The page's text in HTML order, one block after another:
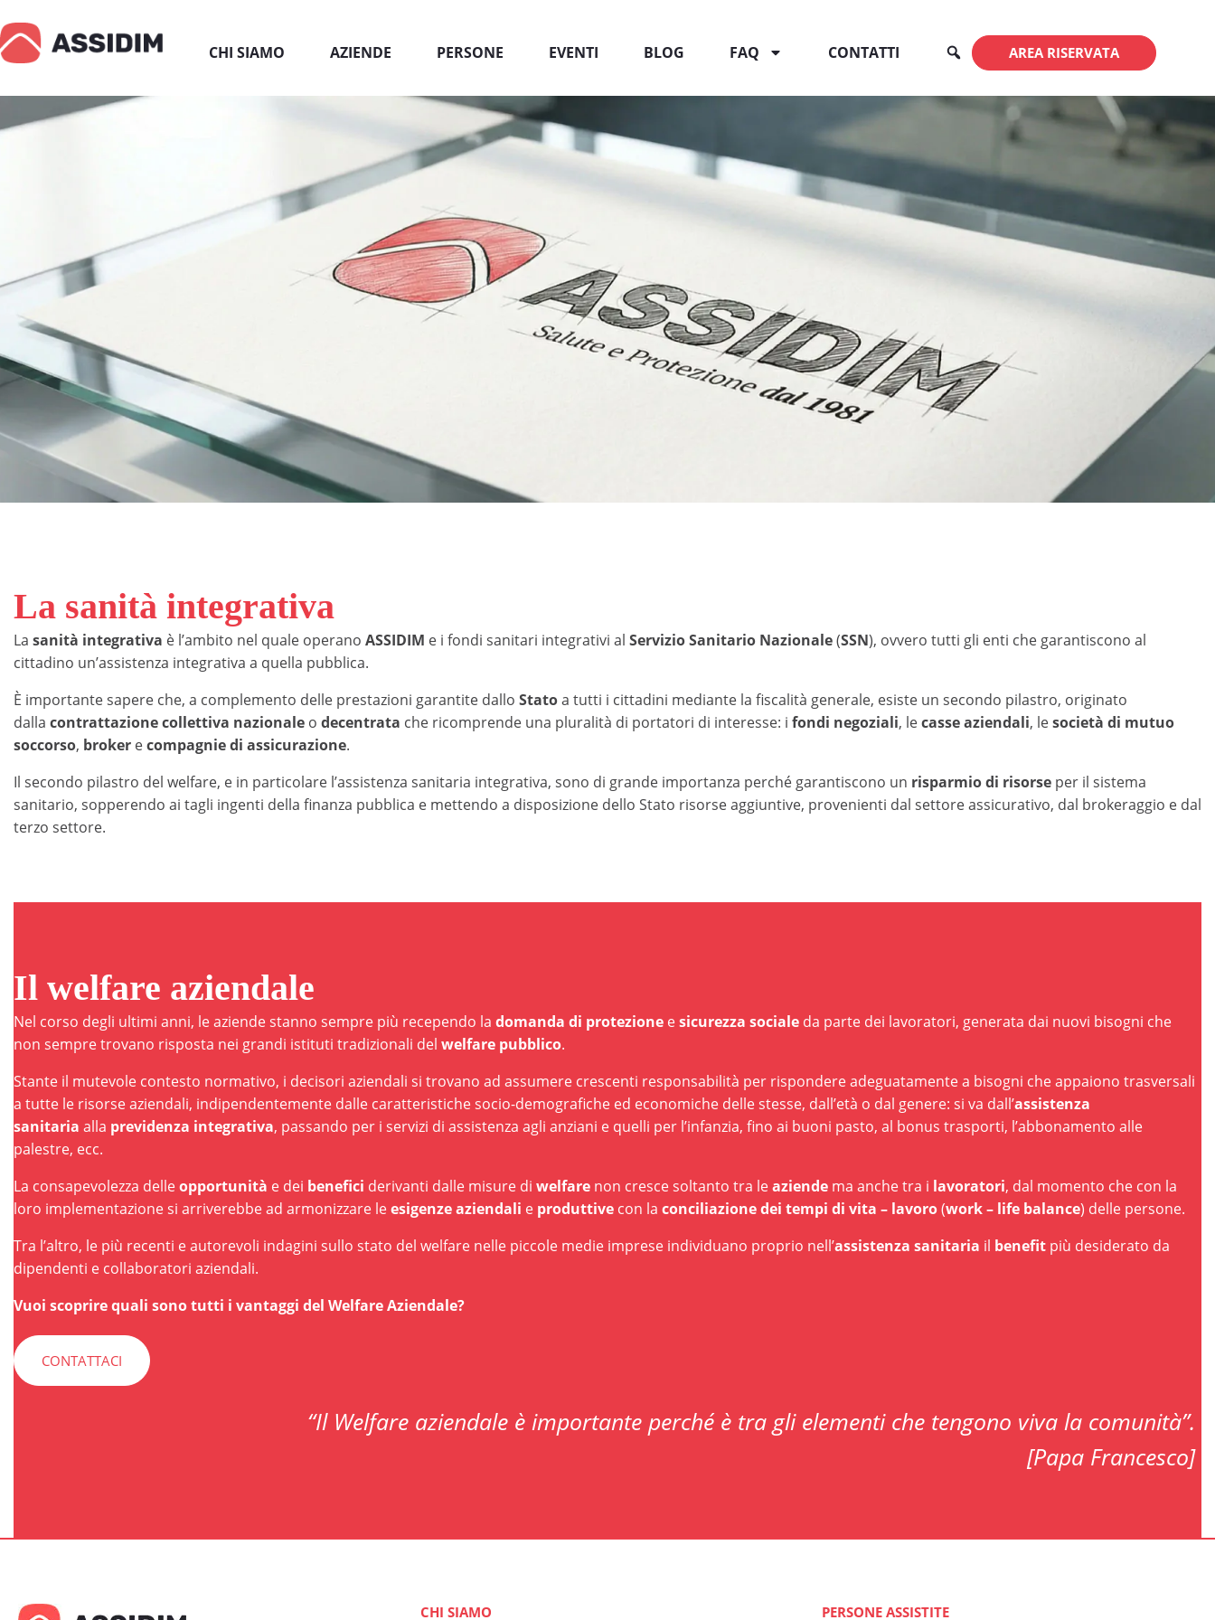
CHI SIAMO AZIENDE PERSONE EVENTI BLOG FAQ CONTATTI AREA RISERVATA
La sanità integrativa
La sanità integrativa è l’ambito nel quale operano ASSIDIM e i fondi sanitari integrativi al Servizio Sanitario Nazionale(SSN), ovvero tutti gli enti che garantiscono al
cittadino un’assistenza integrativa a quella pubblica.
È importante sapere che, a complemento delle prestazioni garantite dallo Statoa tutti i cittadini mediante la fiscalità generale, esiste un secondo pilastro, originato
dalla contrattazione collettiva nazionale o decentrata che ricomprende una pluralità di portatori di interesse: i fondi negoziali, lecasse aziendali, lesocietà di mutuo
soccorso, broker ecompagnie di assicurazione.
Il secondo pilastro del welfare, e in particolare l’assistenza sanitaria integrativa, sono di grande importanza perché garantiscono un risparmio di risorse per il sistema
sanitario, sopperendo ai tagli ingenti della finanza pubblica e mettendo a disposizione dello Stato risorse aggiuntive, provenienti dal settore assicurativo, dal brokeraggio e dal
terzo settore.
Il welfare aziendale
Nel corso degli ultimi anni, le aziende stanno sempre più recependo la domanda di protezione esicurezza sociale da parte dei lavoratori, generata dai nuovi bisogni che
non sempre trovano risposta nei grandi istituti tradizionali del welfare pubblico.
Stante il mutevole contesto normativo, i decisori aziendali si trovano ad assumere crescenti responsabilità per rispondere adeguatamente a bisogni che appaiono trasversali
a tutte le risorse aziendali, indipendentemente dalle caratteristiche socio-demografiche ed economiche delle stesse, dall’età o dal genere: si va dall’assistenza
sanitaria alla previdenza integrativa, passando per i servizi di assistenza agli anziani e quelli per l’infanzia, fino ai buoni pasto, al bonus trasporti, l’abbonamento alle
palestre, ecc.
La consapevolezza delleopportunità e dei benefici derivanti dalle misure di welfare non cresce soltanto tra leaziende ma anche tra i lavoratori, dal momento che con la
loro implementazione si arriverebbe ad armonizzare leesigenze aziendali e produttive con la conciliazione dei tempi di vita – lavoro(work – life balance) delle persone.
Tra l’altro, le più recenti e autorevoli indagini sullo stato del welfare nelle piccole medie imprese individuano proprio nell’assistenza sanitaria il benefit più desiderato da
dipendenti e collaboratori aziendali.
Vuoi scoprire quali sono tutti i vantaggi del Welfare Aziendale?
CONTATTACI
“Il Welfare aziendale è importante perché è tra gli elementi che tengono viva la comunità”.
[Papa Francesco]
CHI SIAMO PERSONE ASSISTITE